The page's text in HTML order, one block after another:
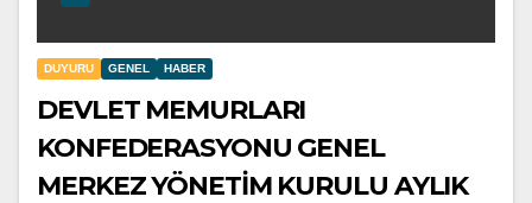
DUYURU GENEL HABER
DEVLET MEMURLARI
KONFEDERASYONU GENEL
MERKEZ YÖNETİM KURULU AYLIK